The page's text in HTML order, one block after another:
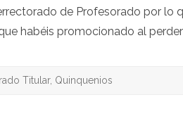
de Profesorado por lo
habéis promocionado al
Titular, Quinquenios